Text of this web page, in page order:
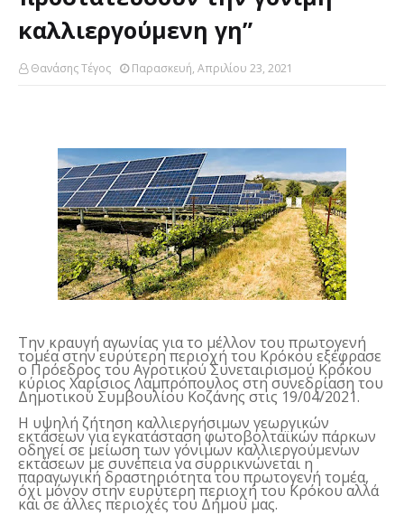
καλλιεργούμενη γη”
Θανάσης Τέγος Παρασκευή, Απριλίου 23, 2021
Την κραυγή αγωνίας για το μέλλον του πρωτογενή
τομέα στην ευρύτερη περιοχή του Κρόκου εξέφρασε
ο Πρόεδρος του Αγροτικού Συνεταιρισμού Κρόκου
κύριος Χαρίσιος Λαμπρόπουλος στη συνεδρίαση του
Δημοτικού Συμβουλίου Κοζάνης στις 19/04/2021.
Η υψηλή ζήτηση καλλιεργήσιμων γεωργικών
εκτάσεων για εγκατάσταση φωτοβολταϊκών πάρκων
οδηγεί σε μείωση των γόνιμων καλλιεργούμενων
εκτάσεων με συνέπεια να συρρικνώνεται η
παραγωγική δραστηριότητα του πρωτογενή τομέα,
όχι μόνον στην ευρύτερη περιοχή του Κρόκου αλλά
και σε άλλες περιοχές του Δήμου μας.